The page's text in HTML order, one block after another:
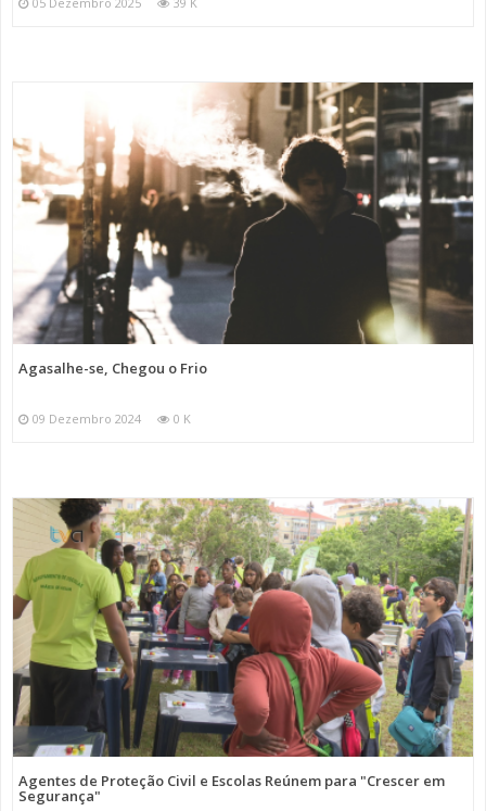
Agasalhe-se, Chegou o Frio
09 Dezembro 2024 0 K
Agentes de Proteção Civil e Escolas Reúnem para "Crescer em
Segurança"